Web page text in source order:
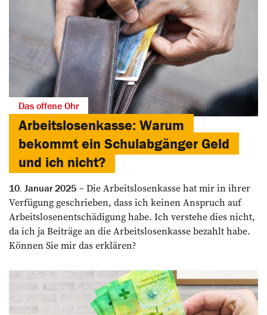
Das offene Ohr
Arbeitslosenkasse: Warum
bekommt ein Schulabgänger Geld
und ich nicht?
10. Januar 2025
Die Arbeitslosenkasse hat mir in ihrer
Verfügung geschrieben, dass ich keinen Anspruch auf
Arbeitslosenentschädigung habe. Ich verstehe dies nicht,
da ich ja Beiträge an die Arbeitslosenkasse bezahlt habe.
Können Sie mir das erklären?